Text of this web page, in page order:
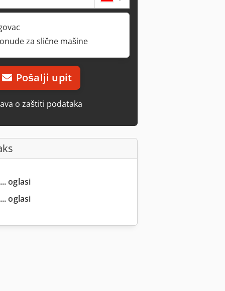
za slične mašine
Pošalji upit
o zaštiti podataka
oglasi
oglasi